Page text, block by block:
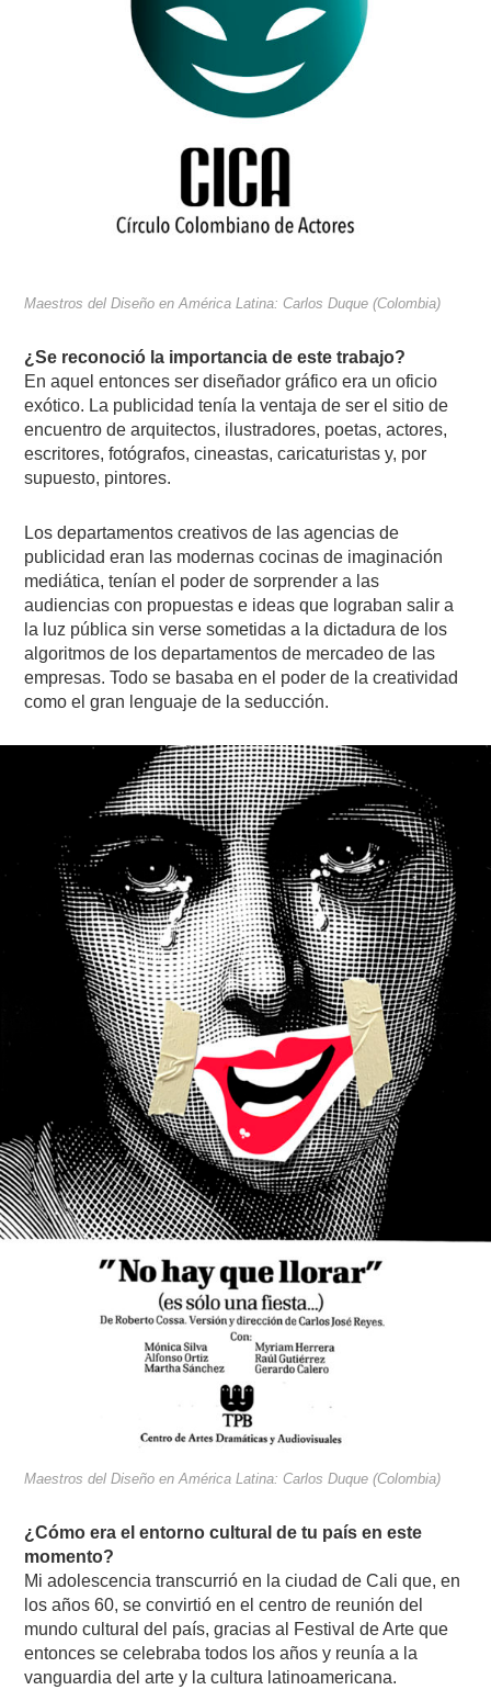
Maestros del Diseño en América Latina: Carlos Duque (Colombia)
¿Se reconoció la importancia de este trabajo?
En aquel entonces ser diseñador gráfico era un oficio
exótico. La publicidad tenía la ventaja de ser el sitio de
encuentro de arquitectos, ilustradores, poetas, actores,
escritores, fotógrafos, cineastas, caricaturistas y, por
supuesto, pintores.
Los departamentos creativos de las agencias de
publicidad eran las modernas cocinas de imaginación
mediática, tenían el poder de sorprender a las
audiencias con propuestas e ideas que lograban salir a
la luz pública sin verse sometidas a la dictadura de los
algoritmos de los departamentos de mercadeo de las
empresas. Todo se basaba en el poder de la creatividad
como el gran lenguaje de la seducción.
Maestros del Diseño en América Latina: Carlos Duque (Colombia)
¿Cómo era el entorno cultural de tu país en este
momento?
Mi adolescencia transcurrió en la ciudad de Cali que, en
los años 60, se convirtió en el centro de reunión del
mundo cultural del país, gracias al Festival de Arte que
entonces se celebraba todos los años y reunía a la
vanguardia del arte y la cultura latinoamericana.